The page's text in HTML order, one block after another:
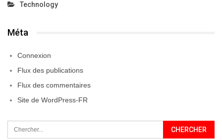
Technology
Méta
Connexion
Flux des publications
Flux des commentaires
Site de WordPress-FR